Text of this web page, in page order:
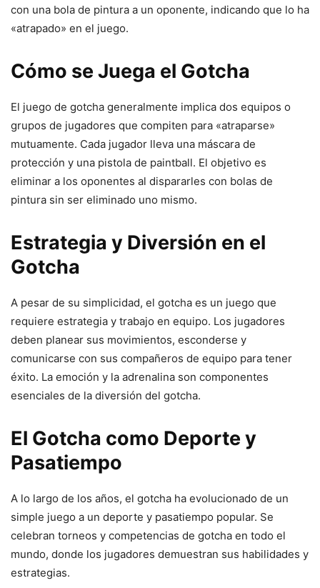
con una bola de pintura a un oponente, indicando que lo ha
«atrapado» en el juego.
Cómo se Juega el Gotcha
El juego de gotcha generalmente implica dos equipos o
grupos de jugadores que compiten para «atraparse»
mutuamente. Cada jugador lleva una máscara de
protección y una pistola de paintball. El objetivo es
eliminar a los oponentes al dispararles con bolas de
pintura sin ser eliminado uno mismo.
Estrategia y Diversión en el
Gotcha
A pesar de su simplicidad, el gotcha es un juego que
requiere estrategia y trabajo en equipo. Los jugadores
deben planear sus movimientos, esconderse y
comunicarse con sus compañeros de equipo para tener
éxito. La emoción y la adrenalina son componentes
esenciales de la diversión del gotcha.
El Gotcha como Deporte y
Pasatiempo
A lo largo de los años, el gotcha ha evolucionado de un
simple juego a un deporte y pasatiempo popular. Se
celebran torneos y competencias de gotcha en todo el
mundo, donde los jugadores demuestran sus habilidades y
estrategias.